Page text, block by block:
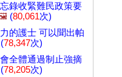
錄收緊難民政策要
(80,061次)
的護士 可以聞出帕
(78,347次)
全體通過制止強摘
(78,205次)